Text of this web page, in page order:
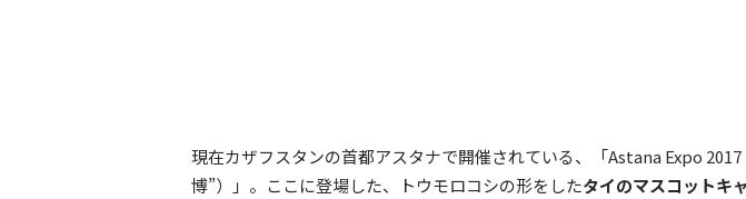
現在カザフスタンの首都アスタナで開催されている、「Astana Expo
博”）」。ここに登場した、トウモロコシの形をしたタイのマスコットキ